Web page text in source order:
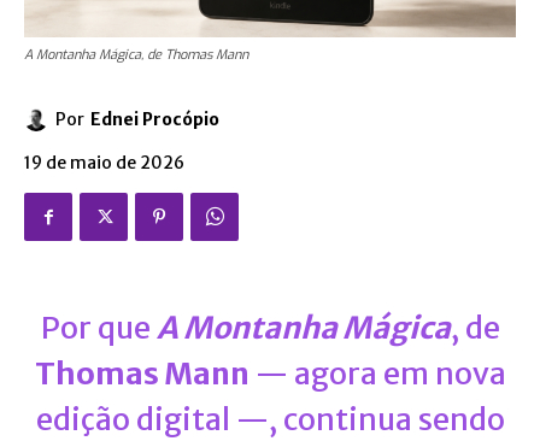
A Montanha Mágica, de Thomas Mann
Por Ednei Procópio
19 de maio de 2026
Por queA Montanha Mágica, de
Thomas Mann — agora em nova
edição digital —, continua sendo